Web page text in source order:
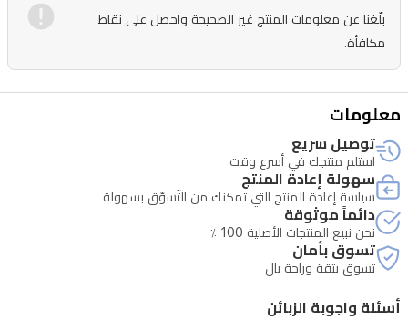
بلّغنا عن معلومات المنتج غير الصحيحة واحصل على نقاط
مكافأة.
معلومات
توصيل سريع
استلم منتجك في أسرع وقت
سهولة إعادة المنتج
سياسة إعادة المنتج التي تمكنك من التّسوّق بسهولة
دائماً موثوقة
نحن نبيع المنتجات الأصلية 100 ٪
تسوق بأمان
تسوق بثقة وراحة بال
أسئلة واجوبة الزبائن